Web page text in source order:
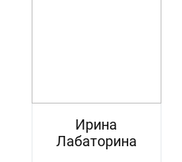
Ирина
Лабаторина